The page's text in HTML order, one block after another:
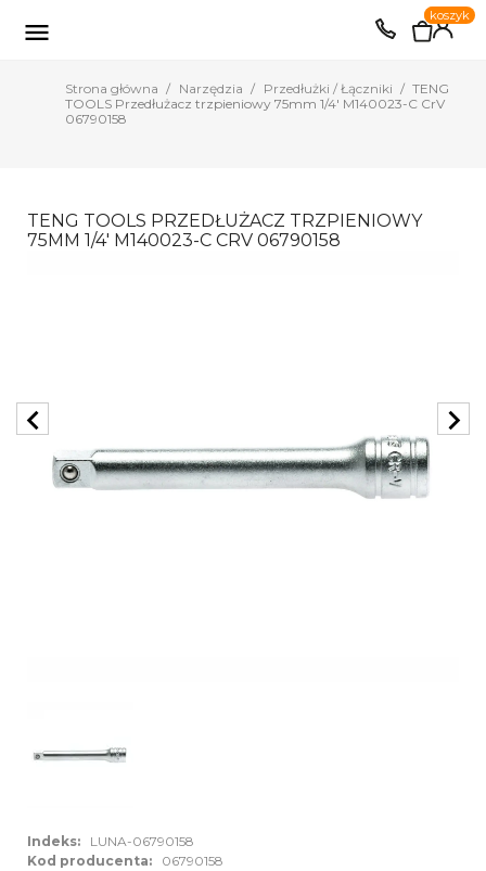
EUR PLN

0
koszyk
Strona główna Narzędzia Przedłużki / Łączniki
TENG
TOOLS Przedłużacz trzpieniowy 75mm 1/4' M140023-C CrV
06790158
TENG TOOLS PRZEDŁUŻACZ TRZPIENIOWY
75MM 1/4' M140023-C CRV 06790158
chevron_left chevron_right
Indeks:
LUNA-06790158
Kod producenta:
06790158